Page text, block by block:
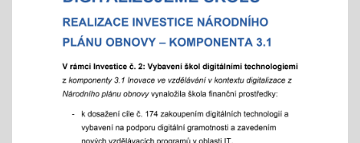
- od 16 hod.
Adaptační týden - tradiční
01.09.2025
- celoškoní akce 1.- 5. 9./ aktivity pro zlepšení
komunikace a sociálního klima